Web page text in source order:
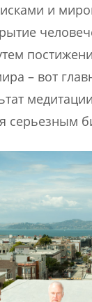
и
– вот
серьезным